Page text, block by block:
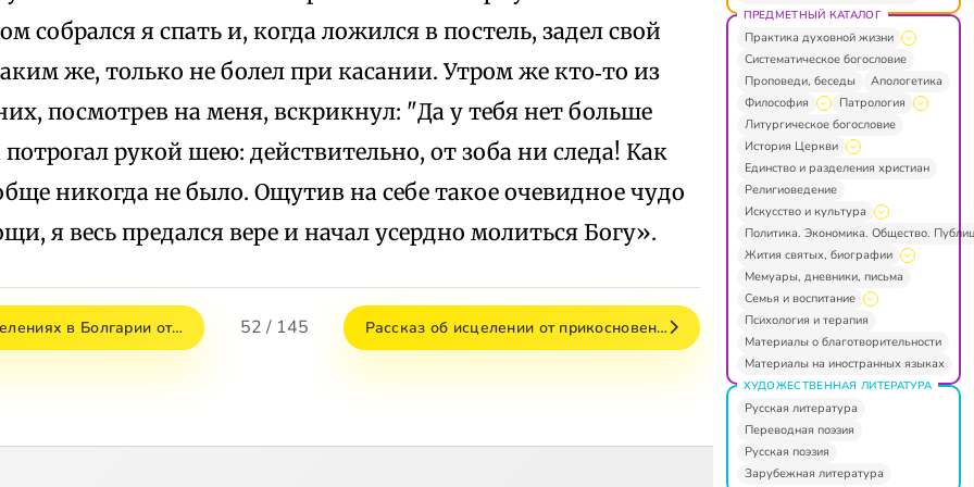
собрался я спать и, когда ложился в постель, задел свой
же, только не болел при касании. Утром же кто‑то из
посмотрев на меня, вскрикнул: "Да у тебя нет больше
потрогал рукой шею: действительно, от зоба ни следа! Как
никогда не было. Ощутив на себе такое очевидное чудо
я весь предался вере и начал усердно молиться Богу».
в Болгарии от… 52 / 145 Рассказ об исцелении от прикосновен…
ПРЕДМЕТНЫЙ КАТАЛОГ
Практика духовной жизни
Систематическое богословие
Проповеди, беседы
Апологетика
Философия
Патрология
Литургическое богословие
История Церкви
Единство и разделения христиан
Религиоведение
Искусство и культура
Политика. Экономика. Общество.
Жития святых, биографии
Мемуары, дневники, письма
Семья и воспитание
Психология и терапия
Материалы о благотворительности
Материалы на иностранных языках
ХУДОЖЕСТВЕННАЯ ЛИТЕРАТУРА
Русская литература
Переводная поэзия
Русская поэзия
Зарубежная литература